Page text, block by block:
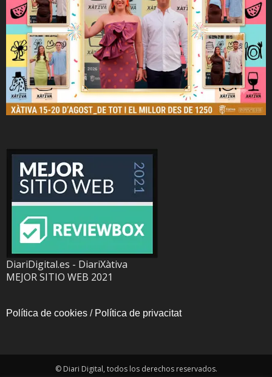
DiariDigital.es - DiariXàtiva
MEJOR SITIO WEB 2021
Política de cookies / Política de privacitat
© Diari Digital, todos los derechos reservados.